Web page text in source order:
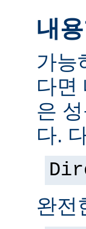
내
가능
다면
은
다.
완전